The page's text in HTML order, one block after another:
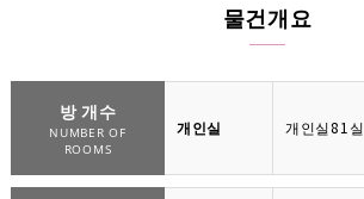
물건개요
방 개수
NUMBER OF
ROOMS
개인실 개인실81실